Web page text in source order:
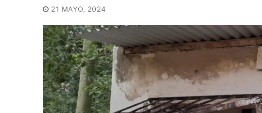
21 MAYO, 2024